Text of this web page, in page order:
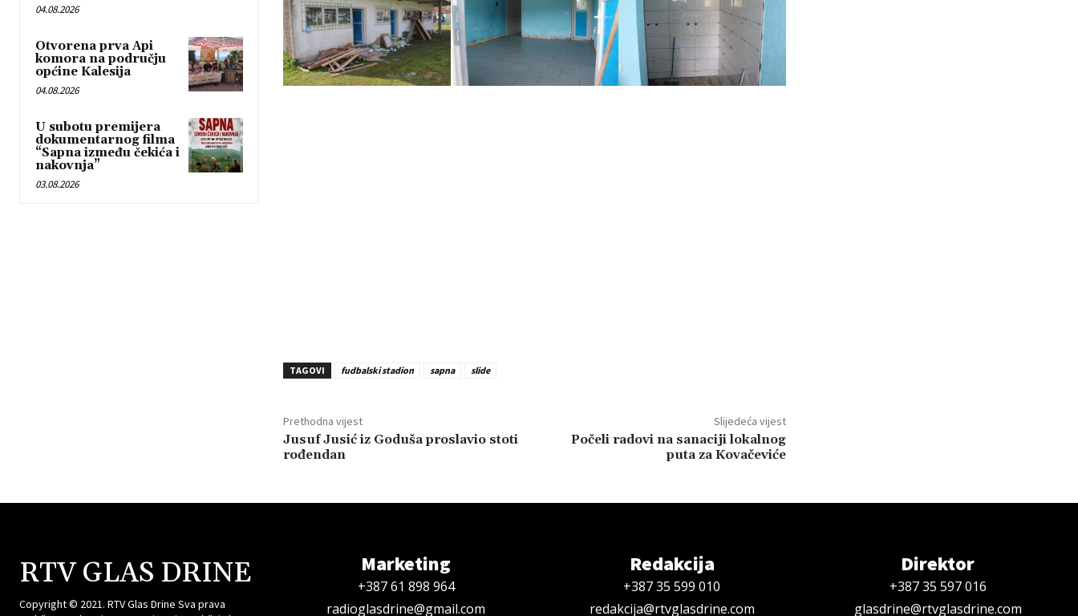
04.08.2026
Otvorena prva Api
komora na području
općine Kalesija
04.08.2026
U subotu premijera
dokumentarnog filma
“Sapna između čekića i
nakovnja”
03.08.2026
TAGOVI fudbalski stadion sapna slide
Prethodna vijest
Jusuf Jusić iz Goduša proslavio stoti
rođendan
Slijedeća vijest
Počeli radovi na sanaciji lokalnog
puta za Kovačeviće
RTV GLAS DRINE
Copyright © 2021. RTV Glas Drine Sva prava
Marketing
+387 61 898 964
radioglasdrine@gmail.com
Redakcija
+387 35 599 010
redakcija@rtvglasdrine.com
Direktor
+387 35 597 016
glasdrine@rtvglasdrine.com